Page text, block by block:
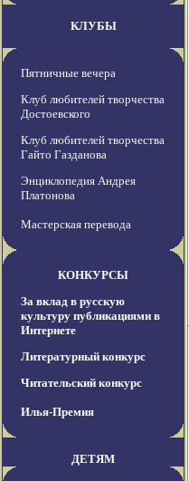
КЛУБЫ
Пятничные вечера
Клуб любителей творчества
Достоевского
Клуб любителей творчества
Гайто Газданова
Энциклопедия Андрея
Платонова
Мастерская перевода
КОНКУРСЫ
За вклад в русскую
культуру публикациями в
Интернете
Литературный конкурс
Читательский конкурс
Илья-Премия
ДЕТЯМ